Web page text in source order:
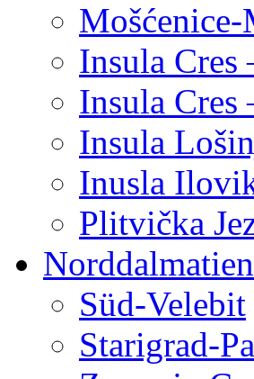
Mošćenice-
Insula
Insula
Insula
Inusla
Plitvička
Norddalmatien
Süd-Velebit
Starigrad-